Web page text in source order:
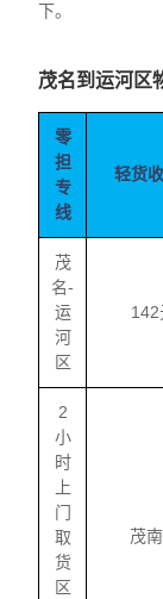
下。
茂名到运河区
零
担
专
线
轻货
茂
名-
运
河
区
142
2
小
时
上
门
取
货
区
茂南